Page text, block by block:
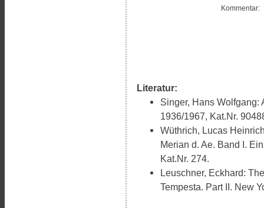
Kommentar:
Literatur:
Singer, Hans
1936/1967, Kat.Nr.
Wüthrich, Lucas
Merian d. Ae. Band I.
Kat.Nr. 274.
Leuschner, Eckhard:
Tempesta. Part II. New